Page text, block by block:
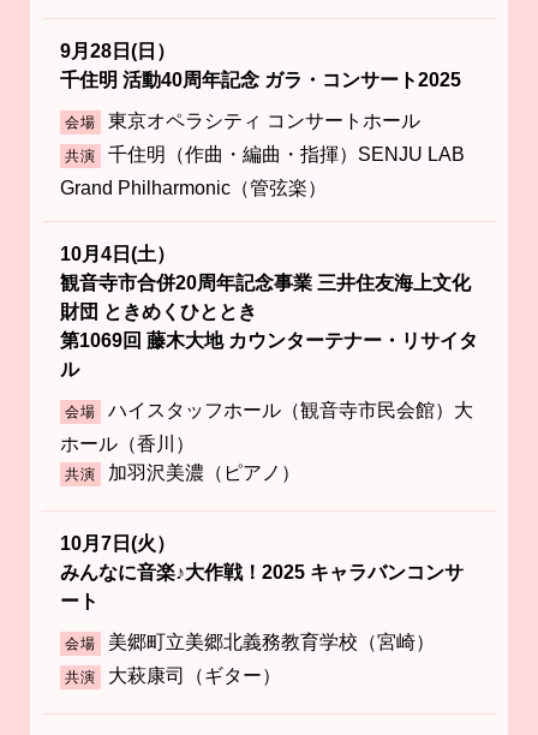
9月28日(日）
千住明 活動40周年記念 ガラ・コンサート2025
会場 東京オペラシティ コンサートホール
共演
千住明（作曲・編曲・指揮）SENJU LAB
Grand Philharmonic（管弦楽）
10月4日(土）
観音寺市合併20周年記念事業 三井住友海上文化
財団 ときめくひととき
第1069回 藤木大地 カウンターテナー・リサイタ
ル
会場
ハイスタッフホール（観音寺市民会館）大
ホール（香川）
共演 加羽沢美濃（ピアノ）
10月7日(火）
みんなに音楽♪大作戦！2025 キャラバンコンサ
ート
会場 美郷町立美郷北義務教育学校（宮崎）
共演 大萩康司（ギター）